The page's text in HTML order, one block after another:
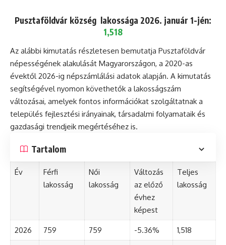
Pusztaföldvár község lakossága 2026. január 1-jén:
1,518
Az alábbi kimutatás részletesen bemutatja Pusztaföldvár
népességének alakulását Magyarországon, a 2020-as
évektől 2026-ig népszámlálási adatok alapján. A kimutatás
segítségével nyomon követhetők a lakosságszám
változásai, amelyek fontos információkat szolgáltatnak a
település fejlesztési irányainak, társadalmi folyamataik és
gazdasági trendjeik megértéséhez is.
Tartalom
Év
Férfi
lakosság
Női
lakosság
Változás
az előző
évhez
képest
Teljes
lakosság
2026 759 759 -5.36% 1,518